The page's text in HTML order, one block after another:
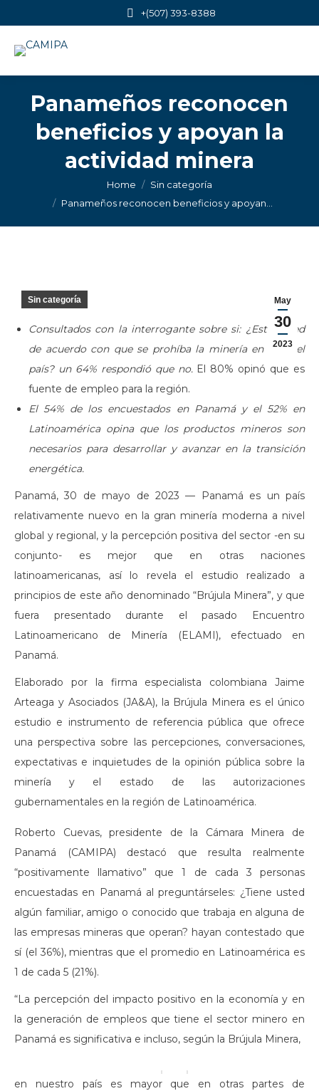
+(507) 393-8388
Panameños reconocen
beneficios y apoyan la
actividad minera
Home
Sin categoría
Panameños reconocen beneficios y apoyan…
May
30
2023
Sin categoría
Consultados con la interrogante sobre si: ¿Está usted
de acuerdo con que se prohíba la minería en todo el
país? un 64% respondió que no. El 80% opinó que es
fuente de empleo para la región.
El 54% de los encuestados en Panamá y el 52% en
Latinoamérica opina que los productos mineros son
necesarios para desarrollar y avanzar en la transición
energética.
Panamá, 30 de mayo de 2023 — Panamá es un país
relativamente nuevo en la gran minería moderna a nivel
global y regional, y la percepción positiva del sector -en su
conjunto- es mejor que en otras naciones
latinoamericanas, así lo revela el estudio realizado a
principios de este año denominado “Brújula Minera”, y que
fuera presentado durante el pasado Encuentro
Latinoamericano de Minería (ELAMI), efectuado en
Panamá.
Elaborado por la firma especialista colombiana Jaime
Arteaga y Asociados (JA&A), la Brújula Minera es el único
estudio e instrumento de referencia pública que ofrece
una perspectiva sobre las percepciones, conversaciones,
expectativas e inquietudes de la opinión pública sobre la
minería y el estado de las autorizaciones
gubernamentales en la región de Latinoamérica.
Roberto Cuevas, presidente de la Cámara Minera de
Panamá (CAMIPA) destacó que resulta realmente
“positivamente llamativo” que 1 de cada 3 personas
encuestadas en Panamá al preguntárseles: ¿Tiene usted
algún familiar, amigo o conocido que trabaja en alguna de
las empresas mineras que operan? hayan contestado que
sí (el 36%), mientras que el promedio en Latinoamérica es
1 de cada 5 (21%).
“La percepción del impacto positivo en la economía y en
la generación de empleos que tiene el sector minero en
Panamá es significativa e incluso, según la Brújula Minera,
en nuestro país es mayor que en otras partes de